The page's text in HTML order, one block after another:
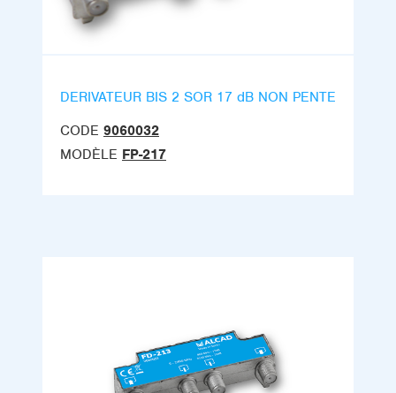
DERIVATEUR BIS 2 SOR 17 dB NON PENTE
CODE 9060032
MODÈLE FP-217